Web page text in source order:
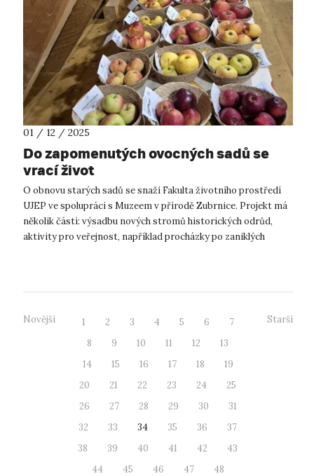
01 / 12 / 2025
Do zapomenutých ovocných sadů se
vrací život
O obnovu starých sadů se snaží Fakulta životního prostředí
UJEP ve spolupráci s Muzeem v přírodě Zubrnice. Projekt má
několik částí: výsadbu nových stromů historických odrůd,
aktivity pro veřejnost, například procházky po zaniklých
Novější 1 2 3 4 5 6
7
8
9 10 11 12
13
14
15 16 17 18
19
20
21 22 23 24
25
26
27 28 29 30
31
32
33 34 35 36
37
38
39 40 41 42
43
44
45 46 47
48
Starší